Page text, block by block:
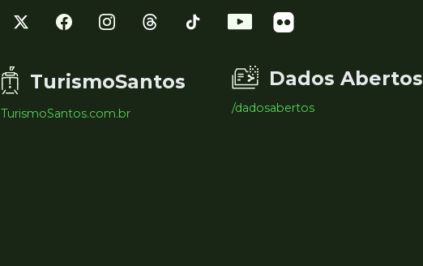
TurismoSantos
TurismoSantos.com.br
Dados Abertos
/dadosabertos